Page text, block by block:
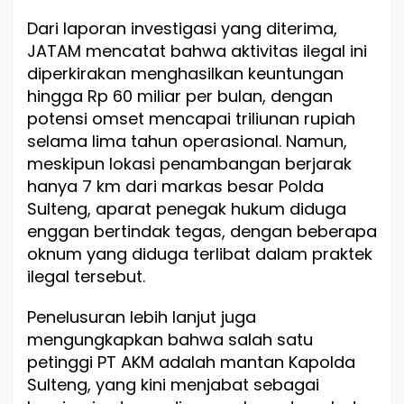
Dari laporan investigasi yang diterima,
JATAM mencatat bahwa aktivitas ilegal ini
diperkirakan menghasilkan keuntungan
hingga Rp 60 miliar per bulan, dengan
potensi omset mencapai triliunan rupiah
selama lima tahun operasional. Namun,
meskipun lokasi penambangan berjarak
hanya 7 km dari markas besar Polda
Sulteng, aparat penegak hukum diduga
enggan bertindak tegas, dengan beberapa
oknum yang diduga terlibat dalam praktek
ilegal tersebut.
Penelusuran lebih lanjut juga
mengungkapkan bahwa salah satu
petinggi PT AKM adalah mantan Kapolda
Sulteng, yang kini menjabat sebagai